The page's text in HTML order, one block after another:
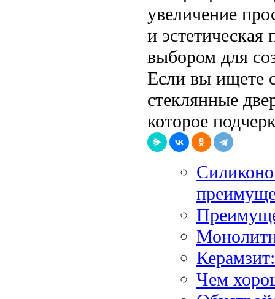
увеличение
и
выбором для
Если вы ищете
стеклянные
которое
Чем